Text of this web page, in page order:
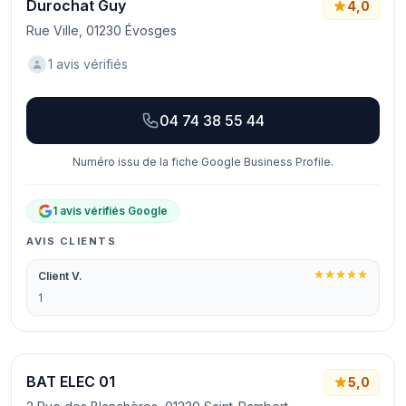
Durochat Guy
Rue Ville, 01230 Évosges
4,0
1 avis vérifiés
04 74 38 55 44
Numéro issu de la fiche Google Business Profile.
1 avis vérifiés Google
AVIS CLIENTS
Client V.
1
BAT ELEC 01 5,0